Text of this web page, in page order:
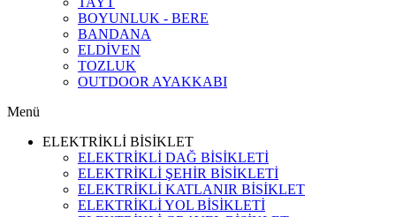
BOYUNLUK - BERE
BANDANA
ELDİVEN
TOZLUK
OUTDOOR AYAKKABI
Menü
ELEKTRİKLİ BİSİKLET
ELEKTRİKLİ DAĞ BİSİKLETİ
ELEKTRİKLİ ŞEHİR BİSİKLETİ
ELEKTRİKLİ KATLANIR BİSİKLET
ELEKTRİKLİ YOL BİSİKLETİ